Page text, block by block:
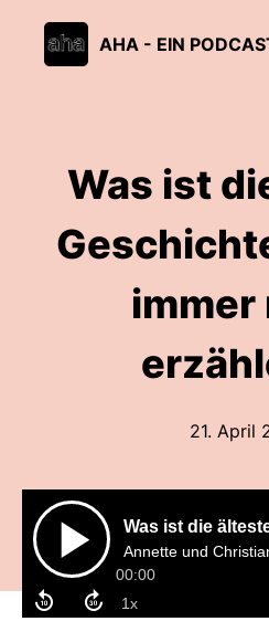
AHA - EIN
Was ist
immer
21. April
Annette und
00:00